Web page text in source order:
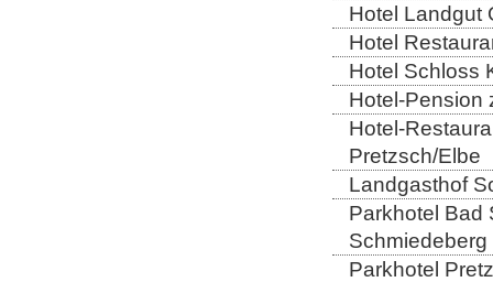
Hotel Landgut
Hotel
Hotel Schloss
Hotel-Pension
Hotel-
Pretzsch/Elbe
Landgasthof
Parkhotel Bad
Schmiedeberg
Parkhotel